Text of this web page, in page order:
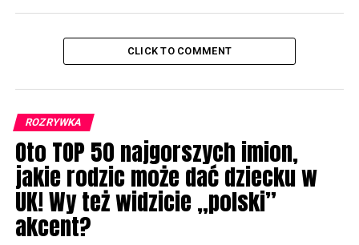
CLICK TO COMMENT
ROZRYWKA
Oto TOP 50 najgorszych imion,
jakie rodzic może dać dziecku w
UK! Wy też widzicie „polski”
akcent?